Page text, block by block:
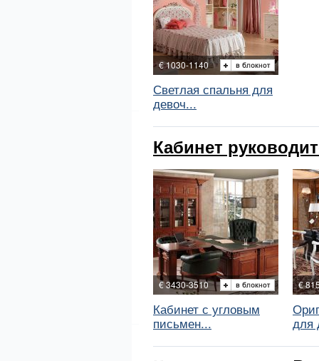
€ 1030-1140
Светлая спальня для
девоч...
Кабинет
€ 3430-3510
Кабинет с угловым
письмен...
€
для